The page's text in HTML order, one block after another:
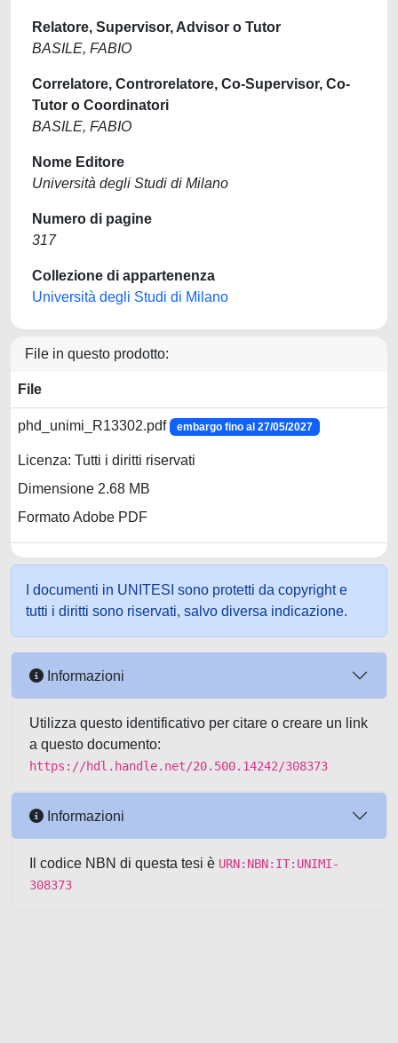
Relatore, Supervisor, Advisor o Tutor
BASILE, FABIO
Correlatore, Controrelatore, Co-Supervisor, Co-
Tutor o Coordinatori
BASILE, FABIO
Nome Editore
Università degli Studi di Milano
Numero di pagine
317
Collezione di appartenenza
Università degli Studi di Milano
File in questo prodotto:
File
phd_unimi_R13302.pdf embargo fino al 27/05/2027
Licenza: Tutti i diritti riservati
Dimensione 2.68 MB
Formato Adobe PDF
I documenti in UNITESI sono protetti da copyright e
tutti i diritti sono riservati, salvo diversa indicazione.
Informazioni
Utilizza questo identificativo per citare o creare un link
a questo documento:
https://hdl.handle.net/20.500.14242/308373
Informazioni
Il codice NBN di questa tesi è URN:NBN:IT:UNIMI-
308373